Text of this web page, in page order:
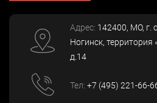
Адрес: 142400, МО, г.
Ногинск, территория
д.14
Тел: +7 (495) 221-66-